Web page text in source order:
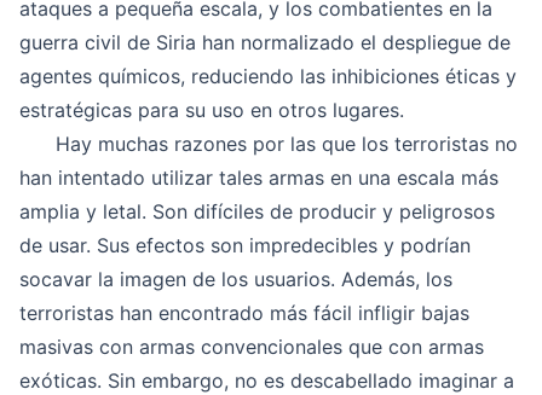
ataques a pequeña escala, y los combatientes en la
guerra civil de Siria han normalizado el despliegue de
agentes químicos, reduciendo las inhibiciones éticas y
estratégicas para su uso en otros lugares.
Hay muchas razones por las que los terroristas no
han intentado utilizar tales armas en una escala más
amplia y letal. Son difíciles de producir y peligrosos
de usar. Sus efectos son impredecibles y podrían
socavar la imagen de los usuarios. Además, los
terroristas han encontrado más fácil infligir bajas
masivas con armas convencionales que con armas
exóticas. Sin embargo, no es descabellado imaginar a